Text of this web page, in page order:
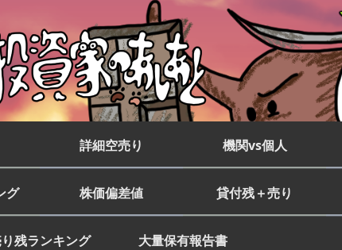
詳細空売り 機関vs個人
グ 株価偏差値 貸付残＋売り
残ランキング 大量保有報告書